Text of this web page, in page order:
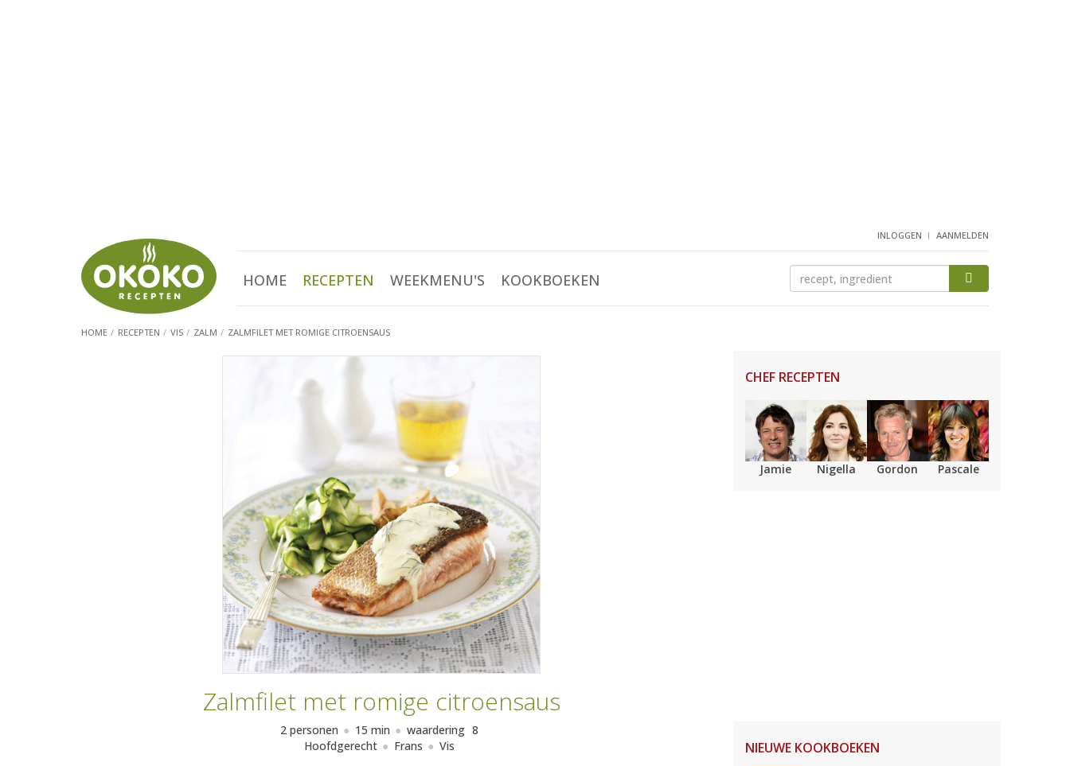
INLOGGEN AANMELDEN
HOME RECEPTEN WEEKMENU'S KOOKBOEKEN
HOME RECEPTEN VIS ZALM ZALMFILET MET ROMIGE CITROENSAUS
Zalmfilet met romige citroensaus
2 personen 15 min waardering 8
Hoofdgerecht
Frans Vis
CHEF RECEPTEN
Jamie Nigella Gordon Pascale
NIEUWE KOOKBOEKEN